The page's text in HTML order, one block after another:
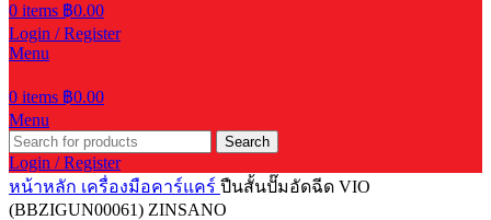
0 items ฿0.00
Login / Register
Menu
0 items ฿0.00
Menu
Search
Login / Register
หน้าหลัก เครื่องมือคาร์แคร์ ปืนสั้นปั๊มอัดฉีด VIO
(BBZIGUN00061) ZINSANO